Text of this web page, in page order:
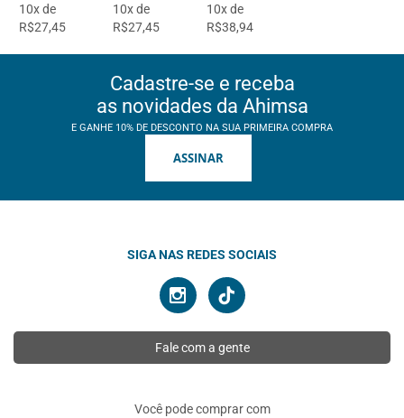
10x de
R$27,45
10x de
R$27,45
10x de
R$38,94
Cadastre-se e receba
as novidades da Ahimsa
E GANHE 10% DE DESCONTO NA SUA PRIMEIRA COMPRA
ASSINAR
SIGA NAS REDES SOCIAIS
Fale com a gente
Você pode comprar com